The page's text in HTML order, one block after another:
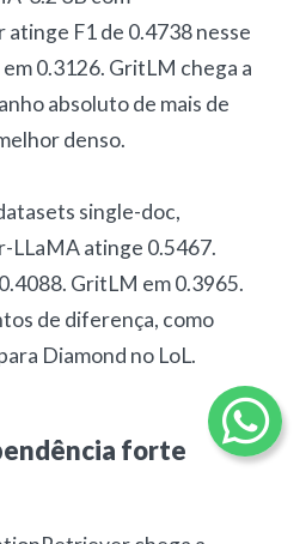
F1 de 0.4738 nesse
0.3126. GritLM chega a
absoluto de mais de
denso.
single-doc,
atinge 0.5467.
GritLM em 0.3965.
de diferença, como
Diamond no LoL.
forte